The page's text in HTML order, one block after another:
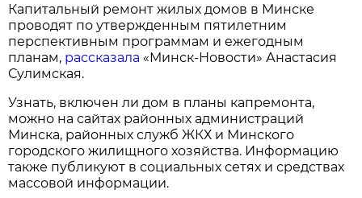
Капитальный ремонт жилых домов в Минске
проводят по утвержденным пятилетним
перспективным программам и ежегодным
планам, рассказала «Минск-Новости» Анастасия
Сулимская.
Узнать, включен ли дом в планы капремонта,
можно на сайтах районных администраций
Минска, районных служб ЖКХ и Минского
городского жилищного хозяйства. Информацию
также публикуют в социальных сетях и средствах
массовой информации.